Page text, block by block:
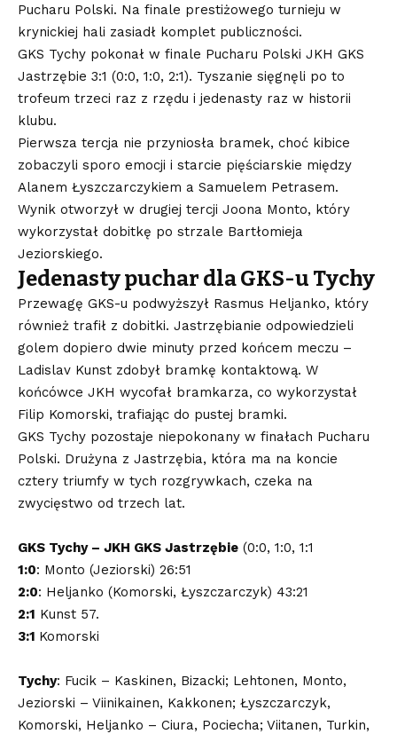
Pucharu Polski. Na finale prestiżowego turnieju w
krynickiej hali zasiadł komplet publiczności.
GKS Tychy pokonał w finale Pucharu Polski JKH GKS
Jastrzębie 3:1 (0:0, 1:0, 2:1). Tyszanie sięgnęli po to
trofeum trzeci raz z rzędu i jedenasty raz w historii
klubu.
Pierwsza tercja nie przyniosła bramek, choć kibice
zobaczyli sporo emocji i starcie pięściarskie między
Alanem Łyszczarczykiem a Samuelem Petrasem.
Wynik otworzył w drugiej tercji Joona Monto, który
wykorzystał dobitkę po strzale Bartłomieja
Jeziorskiego.
Jedenasty puchar dla GKS-u Tychy
Przewagę GKS-u podwyższył Rasmus Heljanko, który
również trafił z dobitki. Jastrzębianie odpowiedzieli
golem dopiero dwie minuty przed końcem meczu –
Ladislav Kunst zdobył bramkę kontaktową. W
końcówce JKH wycofał bramkarza, co wykorzystał
Filip Komorski, trafiając do pustej bramki.
GKS Tychy pozostaje niepokonany w finałach Pucharu
Polski. Drużyna z Jastrzębia, która ma na koncie
cztery triumfy w tych rozgrywkach, czeka na
zwycięstwo od trzech lat.
GKS Tychy – JKH GKS Jastrzębie (0:0, 1:0, 1:1
1:0: Monto (Jeziorski) 26:51
2:0: Heljanko (Komorski, Łyszczarczyk) 43:21
2:1 Kunst 57.
3:1 Komorski
Tychy: Fucik – Kaskinen, Bizacki; Lehtonen, Monto,
Jeziorski – Viinikainen, Kakkonen; Łyszczarczyk,
Komorski, Heljanko – Ciura, Pociecha; Viitanen, Turkin,